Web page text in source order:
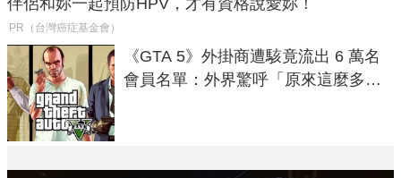
伴侶和妳一起預防HPV，才有資格說愛妳！
PR（台灣癌症基金會）
《GTA 5》外掛商遭駭竟流出 6 萬名
會員名單：外界驚呼「原來這麼多人